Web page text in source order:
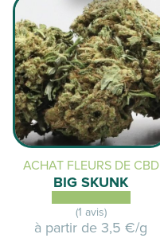
ACHAT FLEURS DE CBD
BIG SKUNK
(1 avis)
à partir de 3,5 €/g